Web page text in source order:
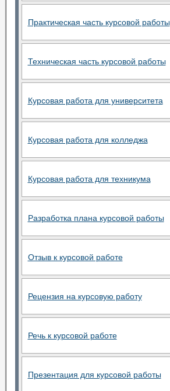
Практическая часть курсовой работы
Техническая часть курсовой работы
Курсовая работа для университета
Курсовая работа для колледжа
Курсовая работа для техникума
Разработка плана курсовой работы
Отзыв к курсовой работе
Рецензия на курсовую работу
Речь к курсовой работе
Презентация для курсовой работы